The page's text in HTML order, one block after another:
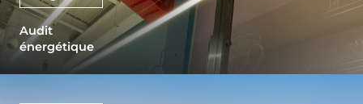
Audit
énergétique